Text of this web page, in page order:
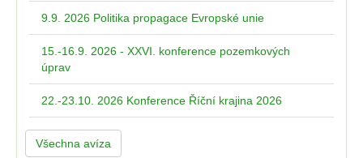
9.9. 2026 Politika propagace Evropské unie
15.-16.9. 2026 - XXVI. konference pozemkových
úprav
22.-23.10. 2026 Konference Říční krajina 2026
Všechna avíza